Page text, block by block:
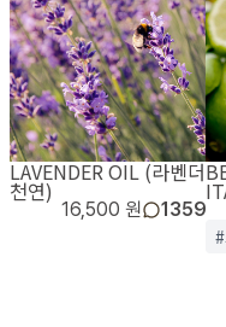
LAVENDER OIL (라벤더
천연)
16,500 원 1359